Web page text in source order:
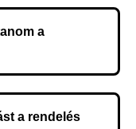
címtől.
a
a rendelés